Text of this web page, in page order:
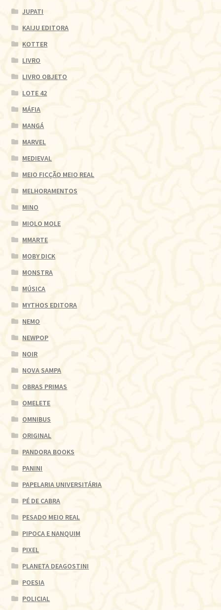
JUPATI
KAIJU EDITORA
KOTTER
LIVRO
LIVRO OBJETO
LOTE 42
MÁFIA
MANGÁ
MARVEL
MEDIEVAL
MEIO FICÇÃO MEIO REAL
MELHORAMENTOS
MINO
MIOLO MOLE
MMARTE
MOBY DICK
MONSTRA
MÚSICA
MYTHOS EDITORA
NEMO
NEWPOP
NOIR
NOVA SAMPA
OBRAS PRIMAS
OMELETE
OMNIBUS
ORIGINAL
PANDORA BOOKS
PANINI
PAPELARIA UNIVERSITÁRIA
PÉ DE CABRA
PESADO MEIO REAL
PIPOCA E NANQUIM
PIXEL
PLANETA DEAGOSTINI
POESIA
POLICIAL